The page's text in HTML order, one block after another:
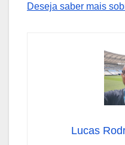
Deseja saber mais
Lucas